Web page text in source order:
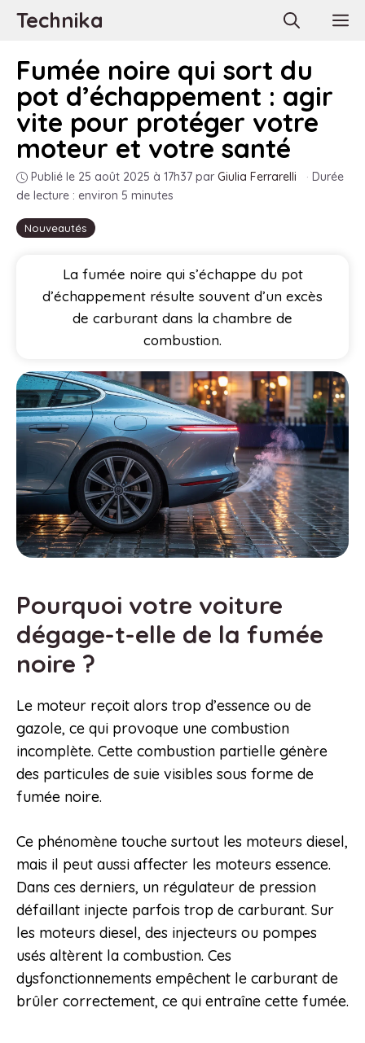
AllerTechnika
Nouveautés
Fumée noire qui sort du
pot d’échappement : agir
vite pour protéger votre
moteur et votre santé
Publié le 25 août 2025 à 17h37 par Giulia Ferrarelli · Durée
de lecture : environ 5 minutes
La fumée noire qui s’échappe du pot
d’échappement résulte souvent d’un excès
de carburant dans la chambre de
combustion.
Pourquoi votre voiture
dégage-t-elle de la fumée
noire ?
Le moteur reçoit alors trop d’essence ou de
gazole, ce qui provoque une combustion
incomplète. Cette combustion partielle génère
des particules de suie visibles sous forme de
fumée noire.
Ce phénomène touche surtout les moteurs diesel,
mais il peut aussi affecter les moteurs essence.
Dans ces derniers, un régulateur de pression
défaillant injecte parfois trop de carburant. Sur
les moteurs diesel, des injecteurs ou pompes
usés altèrent la combustion. Ces
dysfonctionnements empêchent le carburant de
brûler correctement, ce qui entraîne cette fumée.